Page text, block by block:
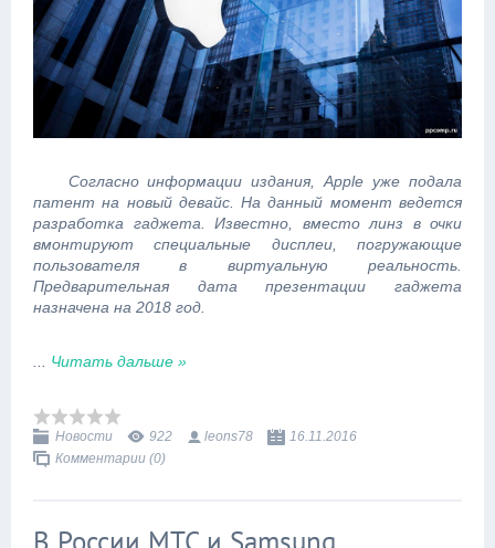
Согласно информации издания, Apple уже подала
патент на новый девайс. На данный момент ведется
разработка гаджета. Известно, вместо линз в очки
вмонтируют специальные дисплеи, погружающие
пользователя в виртуальную реальность.
Предварительная дата презентации гаджета
назначена на 2018 год.
Читать дальше »
Новости 922 leons78
16.11.2016
Комментарии (0)